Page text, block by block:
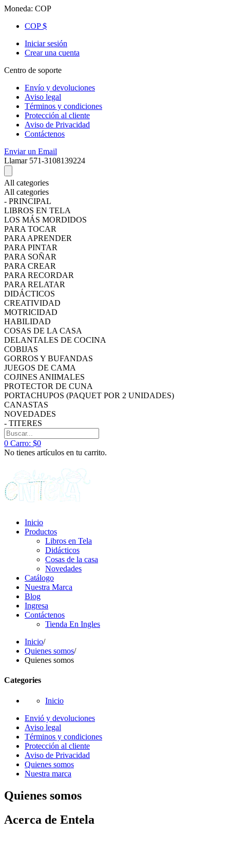
Moneda: COP
COP $
Iniciar sesión
Crear una cuenta
Centro de soporte
Envío y devoluciones
Aviso legal
Términos y condiciones
Protección al cliente
Aviso de Privacidad
Contáctenos
Enviar un Email
Llamar571-3108139224
All categories
All categories
- PRINCIPAL
LIBROS EN TELA
LOS MÁS MORDIDOS
PARA TOCAR
PARA APRENDER
PARA PINTAR
PARA SOÑAR
PARA CREAR
PARA RECORDAR
PARA RELATAR
DIDÁCTICOS
CREATIVIDAD
MOTRICIDAD
HABILIDAD
COSAS DE LA CASA
DELANTALES DE COCINA
COBIJAS
GORROS Y BUFANDAS
JUEGOS DE CAMA
COJINES ANIIMALES
PROTECTOR DE CUNA
PORTACHUPOS (PAQUET POR 2 UNIDADES)
CANASTAS
NOVEDADES
- TITERES
0 Carro: $0
No tienes artículos en tu carrito.
Inicio
Productos
Libros en Tela
Didácticos
Cosas de la casa
Novedades
Catálogo
Nuestra Marca
Blog
Ingresa
Contáctenos
Tienda En Ingles
Inicio/
Quienes somos/
Quienes somos
Categories
Inicio
Envió y devoluciones
Aviso legal
Términos y condiciones
Protección al cliente
Aviso de Privacidad
Quienes somos
Nuestra marca
Quienes somos
Acerca de Entela